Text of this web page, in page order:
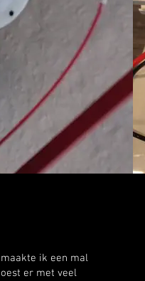
ik een mal
er met veel